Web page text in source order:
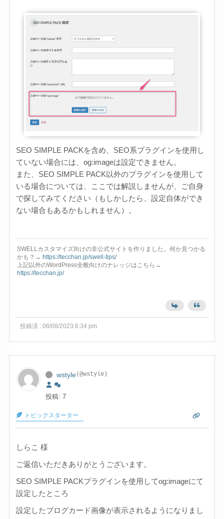
SEO SIMPLE PACKを含め、SEO系プラグインを使用し
ていない場合には、og:imageは設定できません。
また、SEO SIMPLE PACK以外のプラグインを使用して
いる場合については、ここでは解説しませんが、ご自身
で探してみてください（もしかしたら、設定自体ができ
ない場合もあるかもしれません）。
SWELLカスタマイズ向けの非公式サイトを作りました。何か見つかる
かも？→ https://tecchan.jp/swell-tips/
上記以外のWordPress全般向けのナレッジはこちら→
https://tecchan.jp/
投稿済 : 08/08/2023 6:34 pm
wstyle(@wstyle)
投稿: 7
トピックスターター
しらこ 様
ご返信いただきありがとうございます。
SEO SIMPLE PACKプラグインを使用してog:imageにて
設定したところ
設定したブログカード画像が表示されるようになりまし